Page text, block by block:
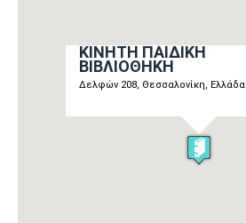
ΚΙΝΗΤΉ ΠΑΙΔΙΚΉ
ΒΙΒΛΙΟΘΉΚΗ
Δελφών 208, Θεσσαλονίκη, Ελλάδα